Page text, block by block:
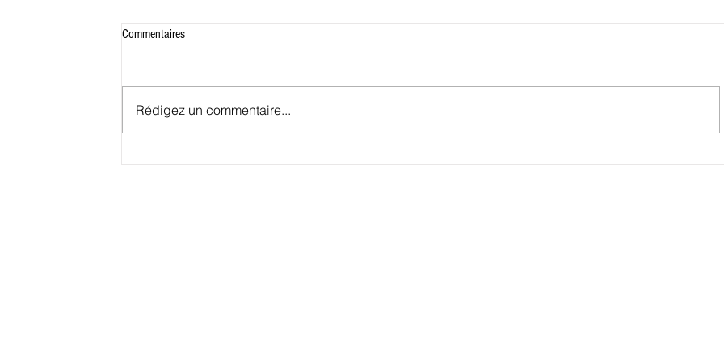
Commentaires
Rédigez un commentaire...